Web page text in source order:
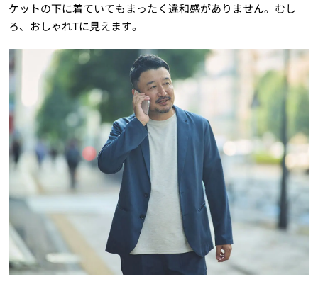
ケットの下に着ていてもまったく違和感がありません。むし
ろ、おしゃれTに見えます。